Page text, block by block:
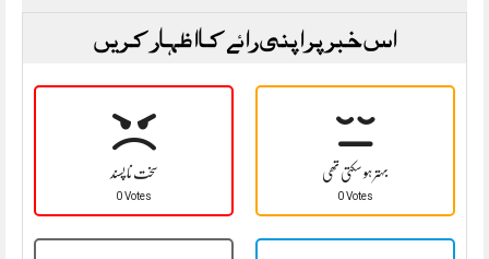
اس خبر پر اپنی رائے کا اظہار کریں
سخت نا پسند
0 Votes
بہتر ہو سکتی تھی
0 Votes